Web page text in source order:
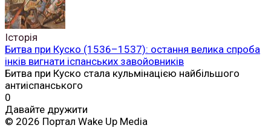
Історія
Битва при Куско (1536–1537): остання велика спроба
інків вигнати іспанських завойовників
Битва при Куско стала кульмінацією найбільшого
антиіспанського
0
Давайте дружити
© 2026 Портал Wake Up Media